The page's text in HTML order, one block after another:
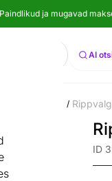
Paindlikud ja mugavad
Otsi AI
/
ID